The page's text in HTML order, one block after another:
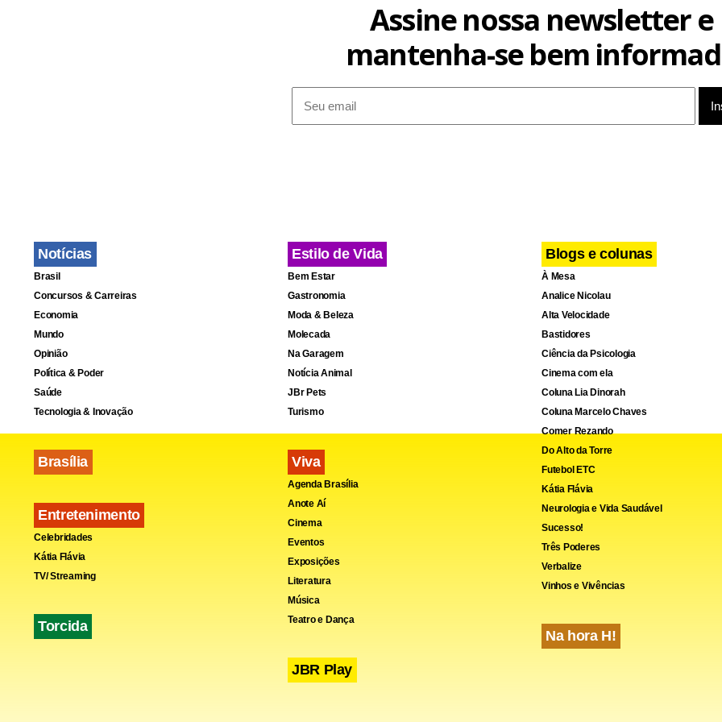
muçulmana fundada no século 19 na Índia. O local tem capacidade para 10
Facebook
WhatsApp
LinkedIn
Twitter
X Telegram
Share
Assine nossa newsletter e
mantenha-se bem
Notícias
Brasil
Concursos & Carreiras
Economia
Mundo
Opinião
Política & Poder
Saúde
Tecnologia & Inovação
Brasília
Entretenimento
Celebridades
Kátia Flávia
TV/ Streaming
Torcida
Estilo de Vida
Bem Estar
Gastronomia
Moda & Beleza
Molecada
Na Garagem
Notícia Animal
JBr Pets
Turismo
Viva
Agenda Brasília
Anote Aí
Cinema
Eventos
Exposições
Literatura
Música
Teatro e Dança
JBR Play
Blogs e colunas
À Mesa
Analice Nicolau
Alta Velocidade
Bastidores
Ciência da Psicologia
Cinema com ela
Coluna Lia Dinorah
Coluna Marcelo Chaves
Comer Rezando
Do Alto da Torre
Futebol ETC
Kátia Flávia
Neurologia e Vida Saudável
Sucesso!
Três Poderes
Verbalize
Vinhos e Vivências
Na hora H!